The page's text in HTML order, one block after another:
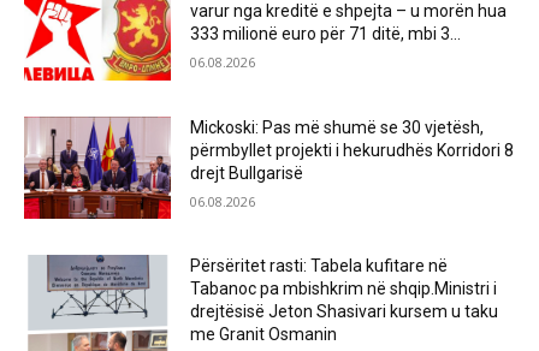
varur nga kreditë e shpejta – u morën hua
333 milionë euro për 71 ditë, mbi 3...
06.08.2026
Mickoski: Pas më shumë se 30 vjetësh,
përmbyllet projekti i hekurudhës Korridori 8
drejt Bullgarisë
06.08.2026
Përsëritet rasti: Tabela kufitare në
Tabanoc pa mbishkrim në shqip.Ministri i
drejtësisë Jeton Shasivari kursem u taku
me Granit Osmanin